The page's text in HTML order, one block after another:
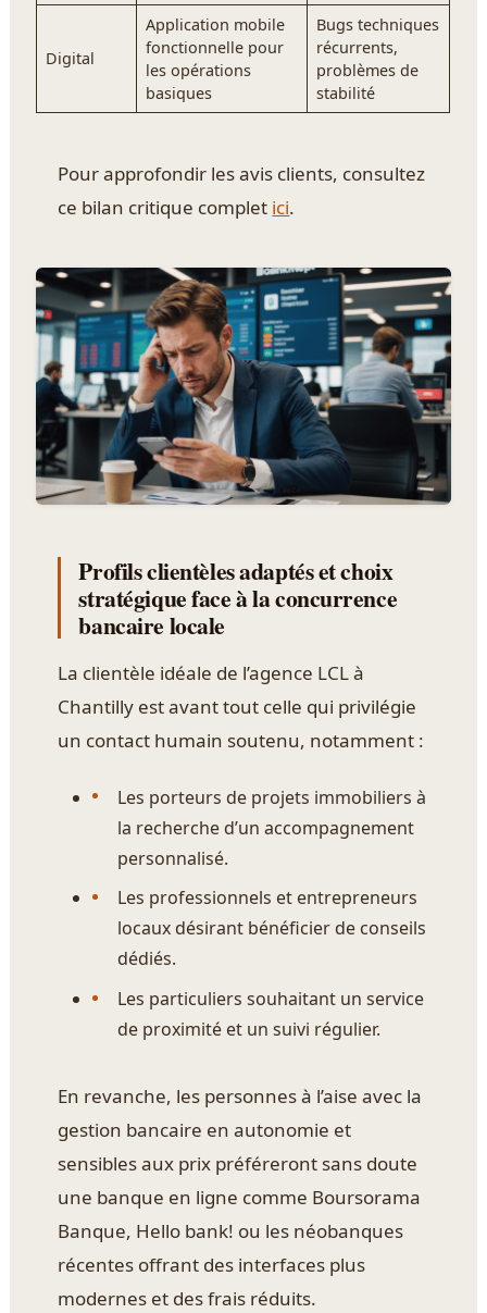
Digital
Application mobile
fonctionnelle pour
les opérations
basiques
Bugs techniques
récurrents,
problèmes de
stabilité
Pour approfondir les avis clients, consultez
ce bilan critique complet ici.
Profils clientèles adaptés et choix
stratégique face à la concurrence
bancaire locale
La clientèle idéale de l’agence LCL à
Chantilly est avant tout celle qui privilégie
un contact humain soutenu, notamment :
Les porteurs de projets immobiliers à
la recherche d’un accompagnement
personnalisé.
Les professionnels et entrepreneurs
locaux désirant bénéficier de conseils
dédiés.
Les particuliers souhaitant un service
de proximité et un suivi régulier.
En revanche, les personnes à l’aise avec la
gestion bancaire en autonomie et
sensibles aux prix préféreront sans doute
une banque en ligne comme Boursorama
Banque, Hello bank! ou les néobanques
récentes offrant des interfaces plus
modernes et des frais réduits.